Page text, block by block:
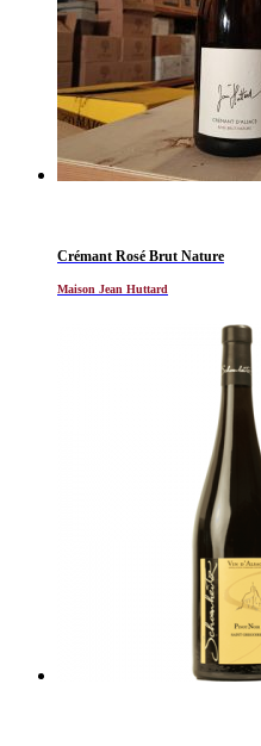
Crémant Rosé Brut Nature
Maison Jean Huttard